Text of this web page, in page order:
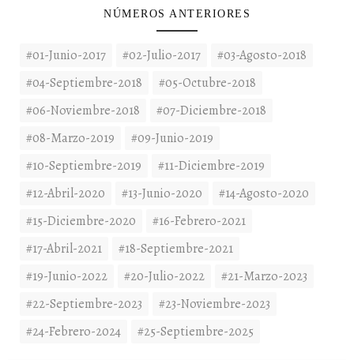
NÚMEROS ANTERIORES
#01-Junio-2017 #02-Julio-2017
#03-Agosto-2018
#04-Septiembre-2018
#05-Octubre-2018
#06-Noviembre-2018
#07-Diciembre-2018
#08-Marzo-2019
#09-Junio-2019
#10-Septiembre-2019
#11-Diciembre-2019
#12-Abril-2020
#13-Junio-2020
#14-Agosto-2020
#15-Diciembre-2020
#16-Febrero-2021
#17-Abril-2021
#18-Septiembre-2021
#19-Junio-2022
#20-Julio-2022
#21-Marzo-2023
#22-Septiembre-2023
#23-Noviembre-2023
#24-Febrero-2024
#25-Septiembre-2025